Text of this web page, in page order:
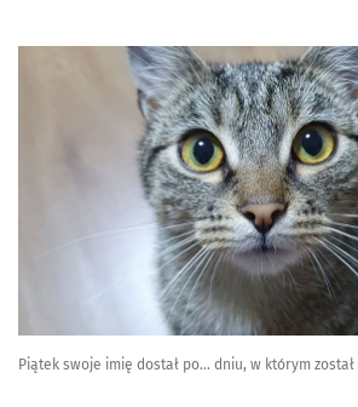
Piątek swoje imię dostał po... dniu, w którym